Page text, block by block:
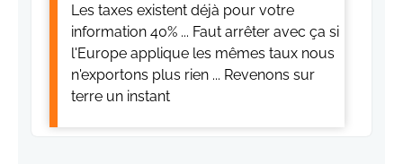
Les taxes existent déjà pour votre
information 40% ... Faut arrêter avec ça si
l'Europe applique les mêmes taux nous
n'exportons plus rien ... Revenons sur
terre un instant